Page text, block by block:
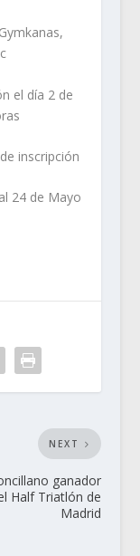
el día 2 de
inscripción
24 de Mayo
NEXT
ganador
Half Triatlón de
Madrid